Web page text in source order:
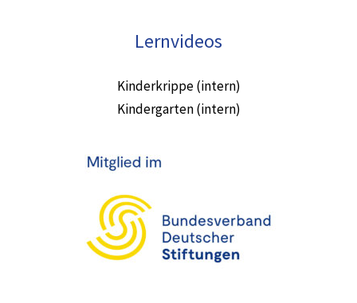
Lernvideos
Kinderkrippe (intern)
Kindergarten (intern)